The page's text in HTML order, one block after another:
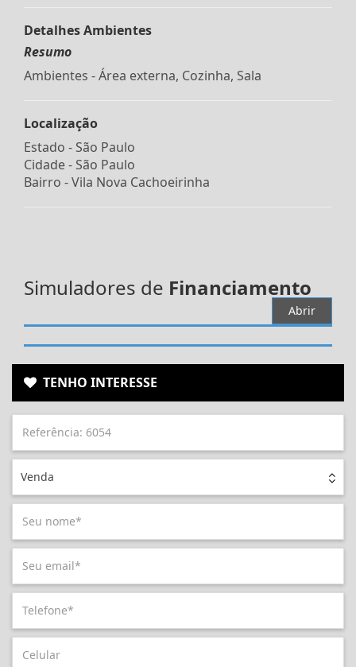
Detalhes Ambientes
Resumo
Ambientes - Área externa, Cozinha, Sala
Localização
Estado - São Paulo
Cidade - São Paulo
Bairro -Vila Nova Cachoeirinha
Simuladores de Financiamento
Abrir
TENHO INTERESSE
Venda